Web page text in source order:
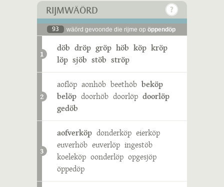
RIJMWÄÖRD
93 wäörd gevoonde die rijme op öppendöp
1
döb dröp gröp höb köp kröp
löp sjöb stöb ströp
2
aoflöp aonhöb beethöb beköp
belöp doorhöb doorlöp doorlöp
gedöb
3
aofverköp donderköp eierköp
euverhöb euverlöp ingestöb
koeleköp oonderlöp opgesjöp
öppedöp